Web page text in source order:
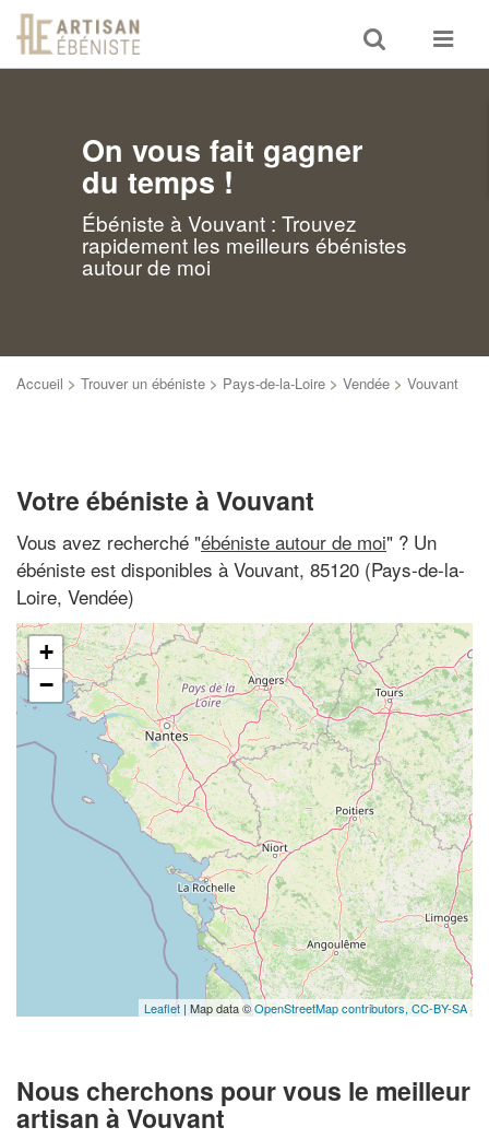
Toggle
search
Toggle
On vous fait gagner
du temps !
Ébéniste à Vouvant : Trouvez
rapidement les meilleurs ébénistes
autour de moi
Accueil > Trouver un ébéniste > Pays-de-la-Loire > Vendée > Vouvant
Votre ébéniste à Vouvant
Vous avez recherché "ébéniste autour de moi" ? Un
ébéniste est disponibles à Vouvant, 85120 (Pays-de-la-
Loire, Vendée)
+
−
Leaflet | Map data ©OpenStreetMap contributors, CC-BY-SA
Nous cherchons pour vous le meilleur
artisan à Vouvant